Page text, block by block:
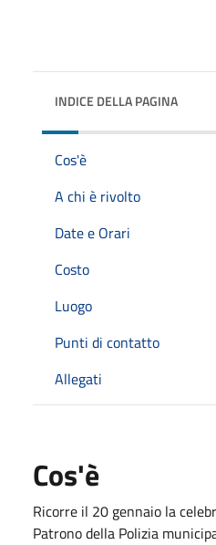
INDICE DELLA PAGINA
Cos'è
A chi è rivolto
Date e Orari
Costo
Luogo
Punti di contatto
Allegati
Cos'è
Ricorre il 20 gennaio la
Patrono della Polizia